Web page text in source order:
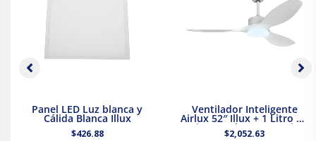
Panel LED Luz blanca y
Cálida Blanca Illux
$426.88
Ventilador Inteligente
Airlux 52″ Illux + 1 Litro de
Pintura Blanca Acuario
$2,052.63